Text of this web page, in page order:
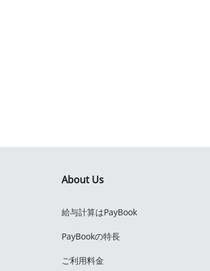
About Us
給与計算はPayBook
PayBookの特長
ご利用料金